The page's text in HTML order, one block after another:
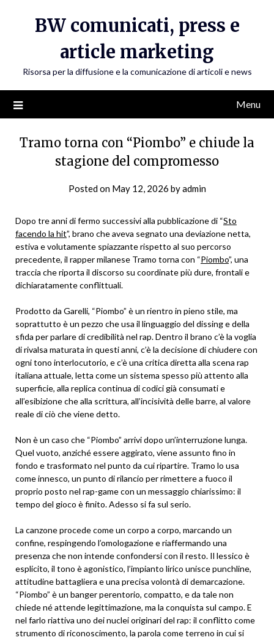
BW comunicati, press e
article marketing
Risorsa per la diffusione e la comunicazione di articoli e news
Menu
Tramo torna con “Piombo” e chiude la
stagione del compromesso
Posted on May 12, 2026 byadmin
Dopo tre anni di fermo successivi alla pubblicazione di “Sto
facendo la hit”, brano che aveva segnato una deviazione netta,
estiva e volutamente spiazzante rispetto al suo percorso
precedente, il rapper milanese Tramo torna con “Piombo”, una
traccia che riporta il discorso su coordinate più dure, frontali e
dichiaratamente conflittuali.
Prodotto da Garelli, “Piombo” è un rientro in pieno stile, ma
soprattutto è un pezzo che usa il linguaggio del dissing e della
sfida per parlare di credibilità nel rap. Dentro il brano c’è la voglia
di rivalsa maturata in questi anni, c’è la decisione di chiudere con
ogni tono interlocutorio, e c’è una critica diretta alla scena rap
italiana attuale, letta come un sistema spesso più attento alla
superficie, alla replica continua di codici già consumati e
all’esibizione che alla scrittura, all’incisività delle barre, al valore
reale di ciò che viene detto.
Non è un caso che “Piombo” arrivi dopo un’interruzione lunga.
Quel vuoto, anziché essere aggirato, viene assunto fino in
fondo e trasformato nel punto da cui ripartire. Tramo lo usa
come innesco, un punto di rilancio per rimettere a fuoco il
proprio posto nel rap-game con un messaggio chiarissimo: il
tempo del gioco è finito. Adesso si fa sul serio.
La canzone procede come un corpo a corpo, marcando un
confine, respingendo l’omologazione e riaffermando una
presenza che non intende confondersi con il resto. Il lessico è
esplicito, il tono è agonistico, l’impianto lirico unisce punchline,
attitudine battagliera e una precisa volontà di demarcazione.
“Piombo” è un banger perentorio, compatto, e da tale non
chiede né attende legittimazione, ma la conquista sul campo. E
nel farlo riattiva uno dei nuclei originari del rap: il conflitto come
strumento di riconoscimento, la parola come terreno in cui si